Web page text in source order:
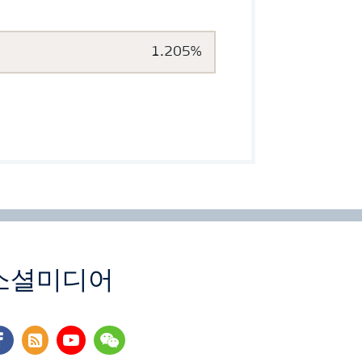
능을 경험하고 있습니다. 농업인의 고품질
1.205%
셜미디어
rss youtubewechat